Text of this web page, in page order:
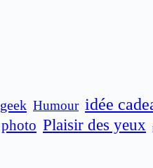
geek Humour idée
photo Plaisir des yeux